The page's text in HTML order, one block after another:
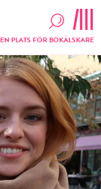
EN PLATS FÖR BOKÄLSKARE